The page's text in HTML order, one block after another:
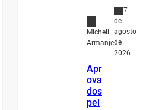
Micheli
Armanje
7
de
agosto
de
2026
Apr
ova
dos
pel